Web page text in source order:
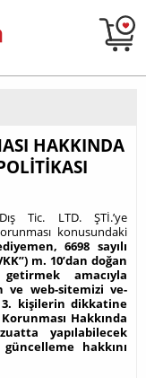
HAKKINDA
Tic. LTD. ŞTİ.’ye
konusundaki
6698 sayılı
m. 10’dan doğan
amacıyla
ve web-sitemizi ve-
3. kişilerin dikkatine
Hakkında
yapılabilecek
hakkını